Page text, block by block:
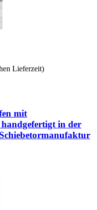
Lieferzeit)
mit
in der